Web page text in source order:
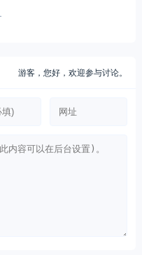
游客，您好，欢迎参与讨论。